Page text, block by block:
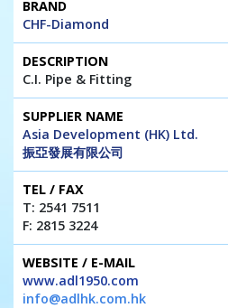
CHF-Diamond
C.I. Pipe & Fitting
Asia Development (HK) Ltd.
振亞發展有限公司
T: 2541 7511
F: 2815 3224
www.adl1950.com
info@adlhk.com.hk